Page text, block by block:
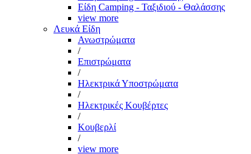
Είδη Camping - Ταξιδιού - Θαλάσσης
view more
Λευκά Είδη
Ανωστρώματα
/
Επιστρώματα
/
Ηλεκτρικά Υποστρώματα
/
Ηλεκτρικές Κουβέρτες
/
Κουβερλί
/
view more